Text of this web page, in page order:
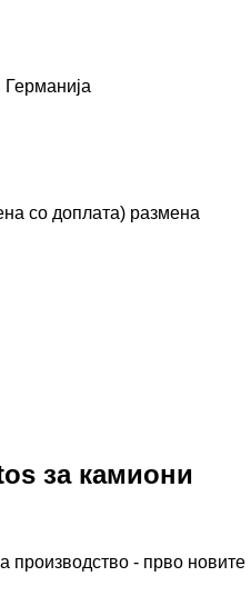
Германија
со доплата) размена
за камиони
производство - прво новите